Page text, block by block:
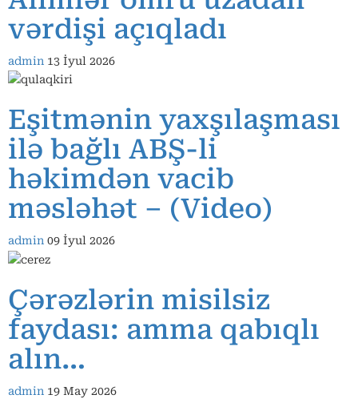
vərdişi açıqladı
admin 13 İyul 2026
Eşitmənin yaxşılaşması
ilə bağlı ABŞ-li
həkimdən vacib
məsləhət – (Video)
admin 09 İyul 2026
Çərəzlərin misilsiz
faydası: amma qabıqlı
alın…
admin 19 May 2026